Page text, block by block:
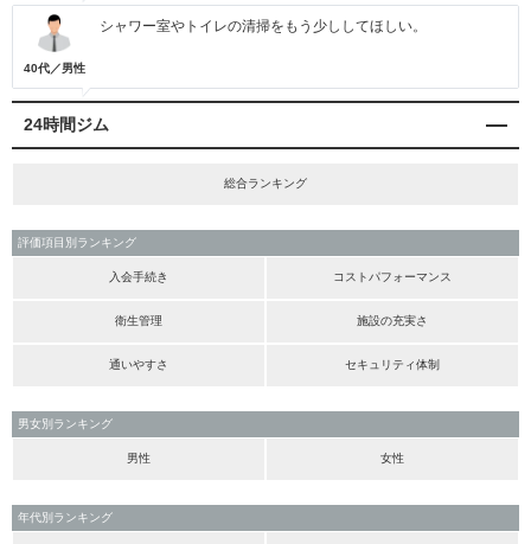
40代／男性
シャワー室やトイレの清掃をもう少ししてほしい。
24時間ジム
総合ランキング
評価項目別ランキング
入会手続き コストパフォーマンス
衛生管理 施設の充実さ
通いやすさ セキュリティ体制
男女別ランキング
男性 女性
年代別ランキング